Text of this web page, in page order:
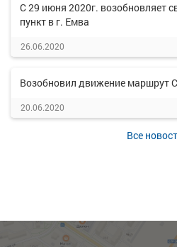
С 29 июня 2020г. возобновляет
пункт в г. Емва
26.06.2020
Возобновил движение маршрут
20.06.2020
Все